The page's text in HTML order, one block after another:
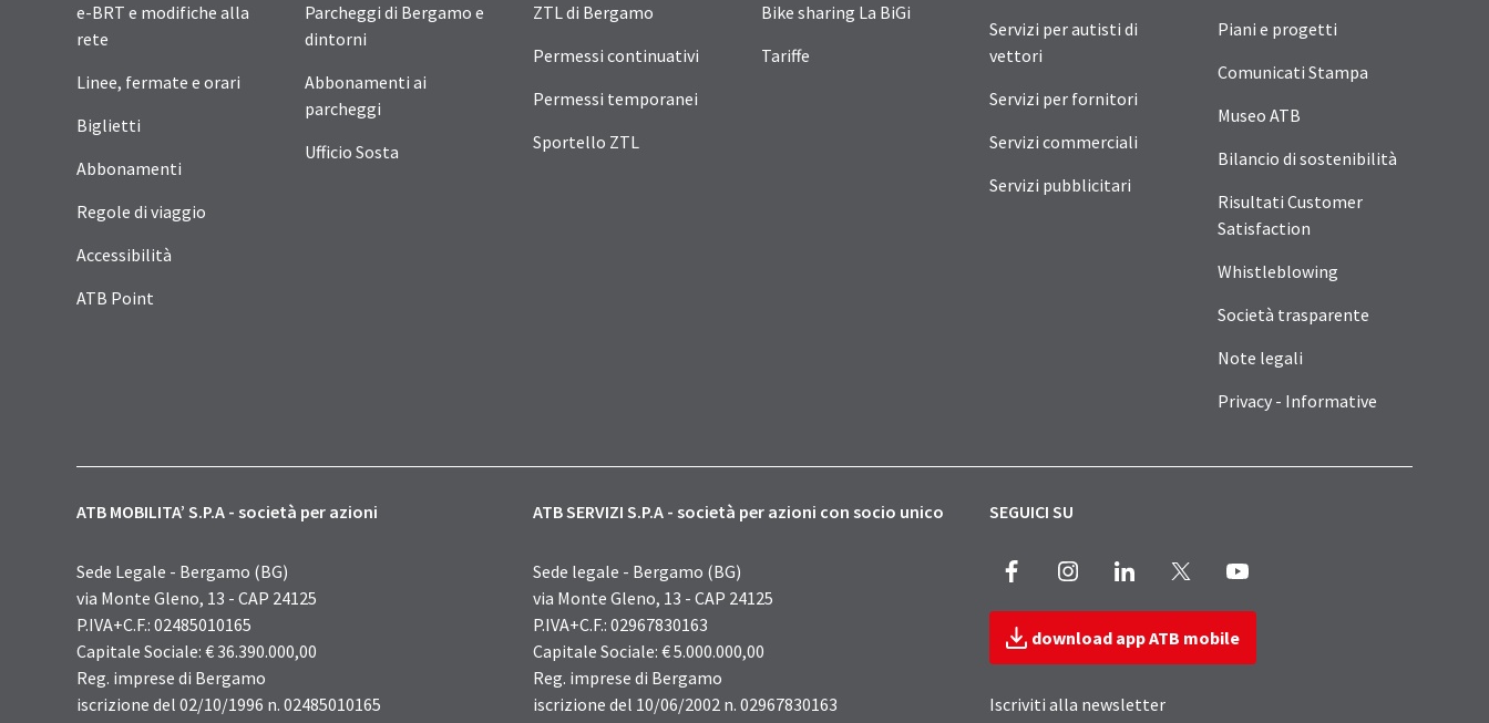
e-BRT e modifiche alla
rete
Linee, fermate e orari
Biglietti
Abbonamenti
Regole di viaggio
Accessibilità
ATB Point
Parcheggi di Bergamo e
dintorni
Abbonamenti ai
parcheggi
Ufficio Sosta
ZTL di Bergamo
Permessi continuativi
Permessi temporanei
Sportello ZTL
Bike sharing La BiGi
Tariffe
Servizi per autisti di
vettori
Servizi per fornitori
Servizi commerciali
Servizi pubblicitari
Piani e progetti
Comunicati Stampa
Museo ATB
Bilancio di sostenibilità
Risultati Customer
Satisfaction
Whistleblowing
Società trasparente
Note legali
Privacy - Informative
ATB MOBILITA’ S.P.A - società per azioni
Sede Legale - Bergamo (BG)
via Monte Gleno, 13 - CAP 24125
P.IVA+C.F.: 02485010165
Capitale Sociale: € 36.390.000,00
Reg. imprese di Bergamo
iscrizione del 02/10/1996 n. 02485010165
ATB SERVIZI S.P.A - società per azioni con socio unico
Sede legale - Bergamo (BG)
via Monte Gleno, 13 - CAP 24125
P.IVA+C.F.: 02967830163
Capitale Sociale: € 5.000.000,00
Reg. imprese di Bergamo
iscrizione del 10/06/2002 n. 02967830163
SEGUICI SU
Facebook InstagramLinkedIn
download app ATB mobile
Iscriviti alla newsletter